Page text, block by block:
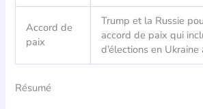
Accord de
paix
Trump et la Russie
accord de paix qui
d’élections en
Résumé